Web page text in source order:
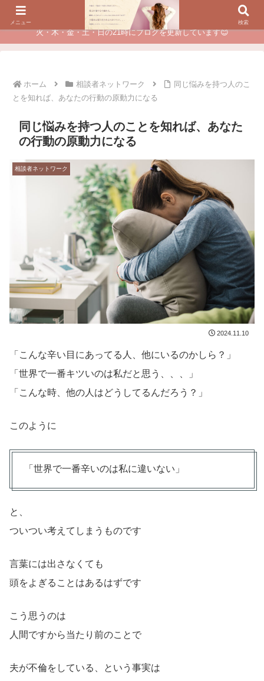
夫に不倫されたつらい経験が、あなたのチャンスに変わるカウンセリング
火・木・金・土・日の21時にブログを更新しています😊
ホーム 相談者ネットワーク
同じ悩みを持つ人のこ
とを知れば、あなたの行動の原動力になる
同じ悩みを持つ人のことを知れば、あなた
の行動の原動力になる
相談者ネットワーク
2024.11.10
「こんな辛い目にあってる人、他にいるのかしら？」
「世界で一番キツいのは私だと思う、、、」
「こんな時、他の人はどうしてるんだろう？」
このように
「世界で一番辛いのは私に違いない」
と、
ついつい考えてしまうものです
言葉には出さなくても
頭をよぎることはあるはずです
こう思うのは
人間ですから当たり前のことで
夫が不倫をしている、という事実は
メニュー 検索